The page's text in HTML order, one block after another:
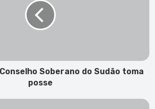
Soberano do Sudão toma
posse